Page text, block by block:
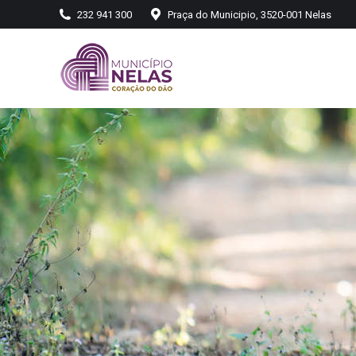
232 941 300 Praça do Municipio, 3520-001 Nelas